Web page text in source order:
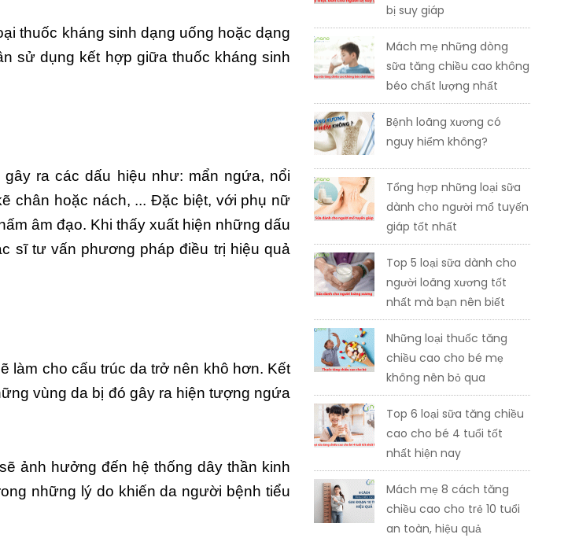
thuốc kháng sinh dạng uống hoặc dạng
sử dụng kết hợp giữa thuốc kháng sinh
ra các dấu hiệu như: mẩn ngứa, nổi
chân hoặc nách, ... Đặc biệt, với phụ nữ
âm đạo. Khi thấy xuất hiện những dấu
sĩ tư vấn phương pháp điều trị hiệu quả
làm cho cấu trúc da trở nên khô hơn. Kết
vùng da bị đó gây ra hiện tượng ngứa
ảnh hưởng đến hệ thống dây thần kinh
những lý do khiến da người bệnh tiểu
bị suy giáp
Mách mẹ những dòng
sữa tăng chiều cao không
béo chất lượng nhất
Bệnh loãng xương có
nguy hiểm không?
Tổng hợp những loại sữa
dành cho người mổ tuyến
giáp tốt nhất
Top 5 loại sữa dành cho
người loãng xương tốt
nhất mà bạn nên biết
Những loại thuốc tăng
chiều cao cho bé mẹ
không nên bỏ qua
Top 6 loại sữa tăng chiều
cao cho bé 4 tuổi tốt
nhất hiện nay
Mách mẹ 8 cách tăng
chiều cao cho trẻ 10 tuổi
an toàn, hiệu quả